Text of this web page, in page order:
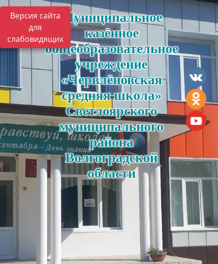
Версия сайта
для
слабовидящих
Муниципальное
казённое
общеобразовательное
учреждение
«Червлёновская
средняя школа»
Светлоярского
муниципального
района
Волгоградской
области